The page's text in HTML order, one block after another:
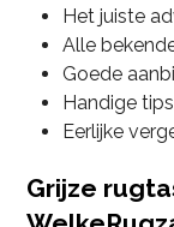
Het juiste
Alle
Goede
Handige
Eerlijke
Grijze